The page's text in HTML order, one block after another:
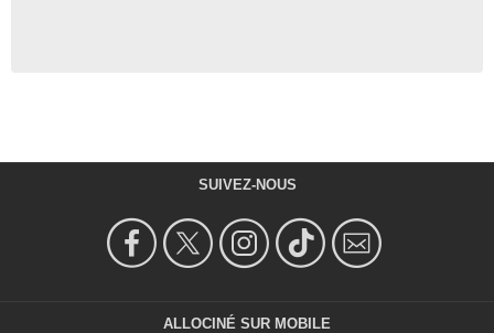
SUIVEZ-NOUS
ALLOCINÉ SUR MOBILE